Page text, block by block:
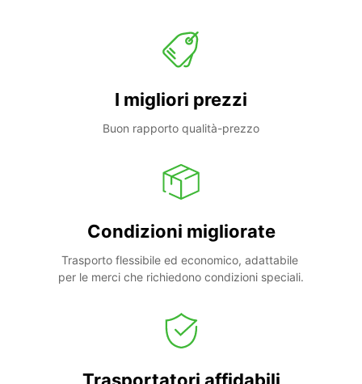
I migliori prezzi
Buon rapporto qualità-prezzo
Condizioni migliorate
Trasporto flessibile ed economico, adattabile
per le merci che richiedono condizioni speciali.
Trasportatori affidabili